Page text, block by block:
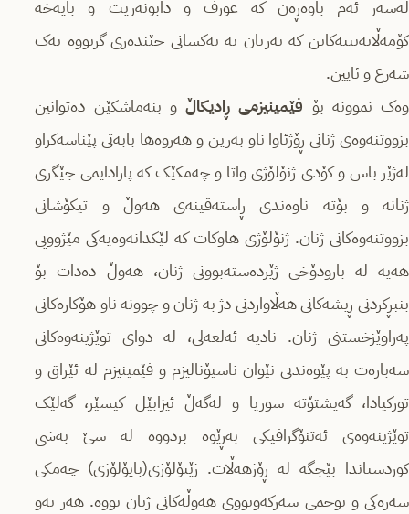
لەسەر ئەم باوەڕەن کە عورف و دابونەریت و بایەخە
کۆمەڵایەتییەکانن کە بەریان بە یەکسانی جێندەری گرتووە نەک
شەرع و ئایین.
وەک نموونە بۆ فێمینیزمی ڕادیکاڵو بنەماشکێن دەتوانین
بزووتنەوەی ژنانی ڕۆژئاوا ناو بەرین و هەروەها بابەتی پێناسەکراو
لەژێر باس و کۆدی ژنۆلۆژی واتا و چەمکێک کە پارادایمی جێگری
ژنانە و بۆتە ناوەندی ڕاستەقینەی هەوڵ و تیکۆشانی
بزووتنەوەکانی ژنان. ژنۆلۆژی هاوکات کە لێکدانەوەیەکی مێژوویی
هەیە لە بارودۆخی ژێردەستەبوونی ژنان، هەوڵ دەدات بۆ
بنبڕکردنی ڕیشەکانی هەڵاواردنی دژ بە ژنان و چوونە ناو هۆکارەکانی
پەراوێزخستنی ژنان. نادیە ئەلعەلی، لە دوای توێژینەوەکانی
سەبارەت بە پێوەندیی نێوان ناسیۆنالیزم و فێمینیزم لە ئێراق و
تورکیادا، گەیشتۆتە سوریا و لەگەڵ ئیزابێل کیسێر، گەلێک
توێژینەوەی ئەتنۆگرافیکی بەڕێوە بردووە لە سێ بەشی
کوردستاندا بێجگە لە ڕۆژهەڵات. ژێنۆلۆژی(بایۆلۆژی) چەمکی
سەرەکی و توخمی سەرکەوتووی هەوڵەکانی ژنان بووە. هەر بەو